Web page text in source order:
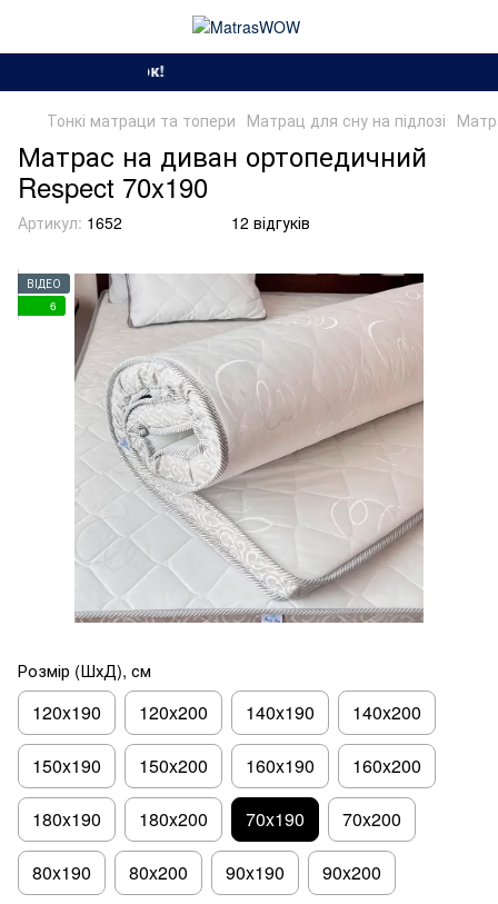
Тонкі матраци та топери Матрац для сну на підлозі
Матрас на диван ортопедичний
Respect 70x190
Артикул: 1652 12 відгуків
ВІДЕО
6
Розмір (ШхД), см
120x190 120x200 140x190 140x200
150x190 150x200 160x190 160x200
180x190 180x200 70x190 70x200
80x190 80x200 90x190 90x200